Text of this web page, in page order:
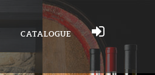
CATALOGUE